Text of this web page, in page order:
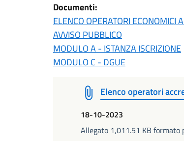
Documenti:
ELENCO OPERATORI ECONOMICI
AVVISO PUBBLICO
MODULO A - ISTANZA ISCRIZIONE
MODULO C - DGUE
Elenco operatori
18-10-2023
Allegato 1,011.51 KB formato